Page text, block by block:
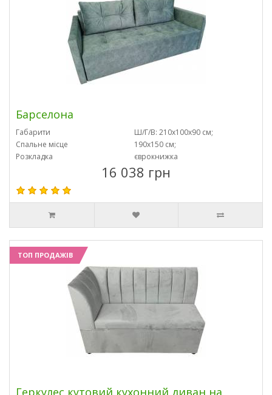
Барселона
Габарити
Ш/Г/В: 210х100х90 см;
Спальне місце
190х150 см;
Розкладка
єврокнижка
16 038 грн
ТОП ПРОДАЖІВ
Геркулес кутовий кухонний диван на